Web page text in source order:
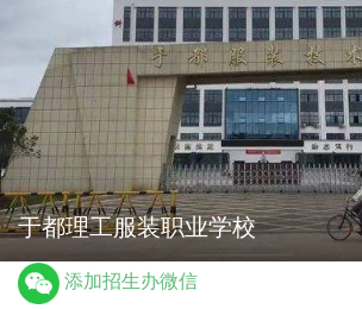
于都理工服装职业学校
添加招生办微信